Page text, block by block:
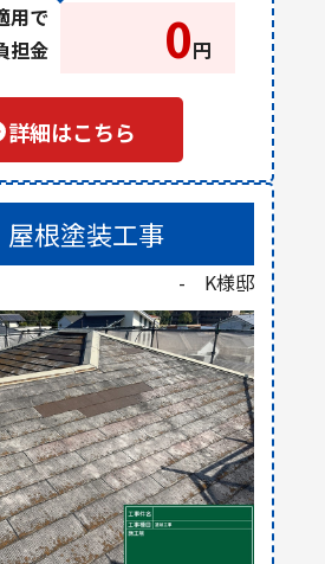
用で
担金
0円
詳細はこちら
根塗装工事
- K様邸